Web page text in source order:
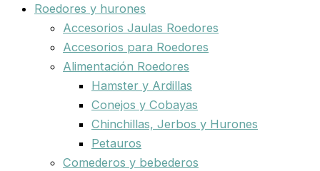
Roedores y hurones
Accesorios Jaulas Roedores
Accesorios para Roedores
Alimentación Roedores
Hamster y Ardillas
Conejos y Cobayas
Chinchillas, Jerbos y Hurones
Petauros
Comederos y bebederos